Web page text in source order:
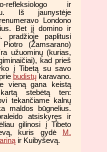
refleksiologo ir
Iš jaunystėje
Londono
Bet jį domino ir
pradžioje paplitusi
(Žamsarano)
užuominų (kurias,
kad prieš
į Tibetą su savo
budistųkaravano.
vieną gana keistą
stebėtą ten:
tekančiame kalnų
maldos būgnelius.
atsiskyręs ir
gilinosi į Tibeto
kuris gydė
M.
ir Kuibyševą.